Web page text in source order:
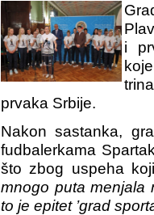
i
prvaka Srbije.
Nakon sastanka,
fudbalerkama
što zbog uspeha
mnogo puta menjala
to je epitet ’grad